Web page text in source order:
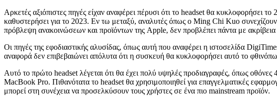
Αρκετές αξιόπιστες πηγές είχαν αναφέρει πέρυσι ότι το headset θα
καθυστερήσει για το 2023. Εν τω μεταξύ, αναλυτές όπως ο Ming Chi Kuo
πρόβλεψη ανακοινώσεων και προϊόντων της Apple, δεν προβλέπει πάντα με
Οι πηγές της εφοδιαστικής αλυσίδας, όπως αυτή που αναφέρει η ιστοσελίδα
αναφορά δεν επιβεβαιώνει απόλυτα ότι η συσκευή θα κυκλοφορήσει αυτό το
Αυτό το πρώτο headset λέγεται ότι θα έχει πολύ υψηλές προδιαγραφές, όπως
MacBook Pro. Πιθανότατα το headset θα χρησιμοποιηθεί για επαγγελματικές
μπορεί στη συνέχεια να προσελκύσουν τους χρήστες σε ένα πιο mainstream προϊόν.